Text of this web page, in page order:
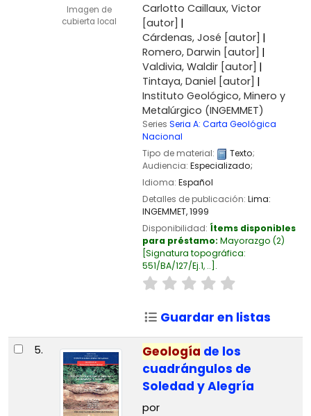
Imagen de
cubierta local
Carlotto Caillaux, Victor
[autor]
Cárdenas, José [autor]
Romero, Darwin [autor]
Valdivia, Waldir[autor]
Tintaya, Daniel [autor]
Instituto Geológico, Minero y
Metalúrgico (INGEMMET)
Series Seria A: Carta Geológica
Nacional
Tipo de material:
Texto;
Audiencia: Especializado;
Idioma: Español
Detalles de publicación: Lima:
INGEMMET,1999
Disponibilidad: Ítems disponibles
para préstamo: Mayorazgo (2)
Signatura topográfica:
551/BA/127/Ej.1, .. .
Guardar en listas
5. Geología de los
cuadrángulos de
Soledad y Alegría
por